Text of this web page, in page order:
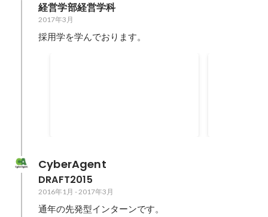
経営学部経営学科
2017年3月
採用学を学んでおります。
CyberAgent
DRAFT2015
2016年1月 -2017年3月
通年の先発型インターンです。